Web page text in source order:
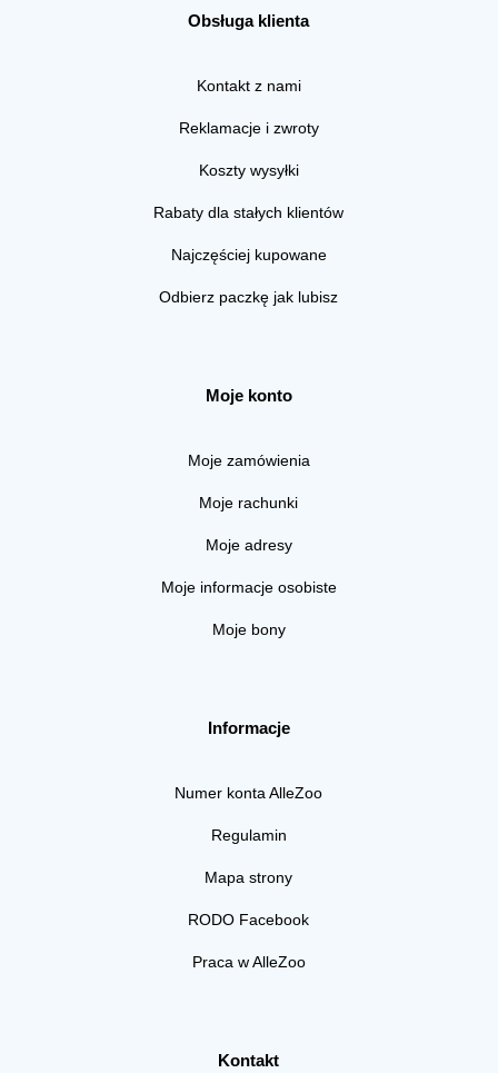
Obsługa klienta
Kontakt z nami
Reklamacje i zwroty
Koszty wysyłki
Rabaty dla stałych klientów
Najczęściej kupowane
Odbierz paczkę jak lubisz
Moje konto
Moje zamówienia
Moje rachunki
Moje adresy
Moje informacje osobiste
Moje bony
Informacje
Numer konta AlleZoo
Regulamin
Mapa strony
RODO Facebook
Praca w AlleZoo
Kontakt